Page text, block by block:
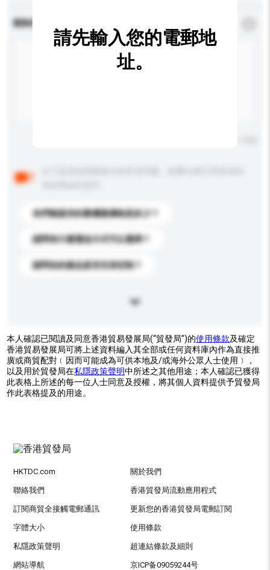
查詢內容
你們能提供的最優惠價格是多少？
請問有什麼運送方式可以選擇？
請問你的產品是否支持定制？
請先輸入您的電郵地
址。
本人確認已閱讀及同意香港貿易發展局(“貿發局”)的使用條款及確定
香港貿易發展局可將上述資料編入其全部或任何資料庫內作為直接推
廣或商貿配對﹝因而可能成為可供本地及/或海外公眾人士使用﹞，
以及用於貿發局在私隱政策聲明中所述之其他用途；本人確認已獲得
此表格上所述的每一位人士同意及授權，將其個人資料提供予貿發局
作此表格提及的用途。
HKTDC.com 關於我們
聯絡我們 香港貿發局流動應用程式
訂閱商貿全接觸電郵通訊 更新您的香港貿發局電郵訂閱
字體大小 使用條款
私隱政策聲明 超連結條款及細則
網站導航 京ICP备09059244号